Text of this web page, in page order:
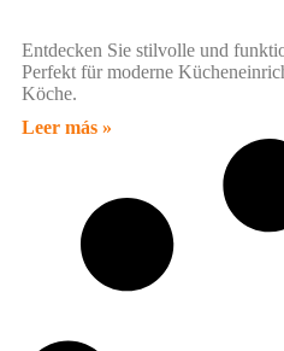
Entdecken Sie stilvolle und
Perfekt für moderne
Köche.
Leer más »